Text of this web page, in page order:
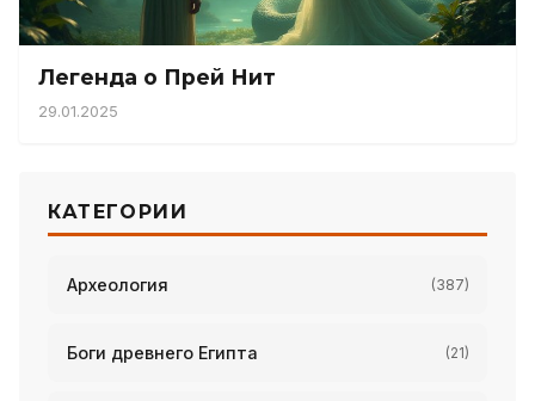
Легенда о Прей Нит
29.01.2025
КАТЕГОРИИ
Археология (387)
Боги древнего Египта (21)